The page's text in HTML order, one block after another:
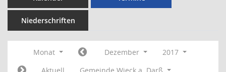
Niederschriften
Monat Dezember
2017